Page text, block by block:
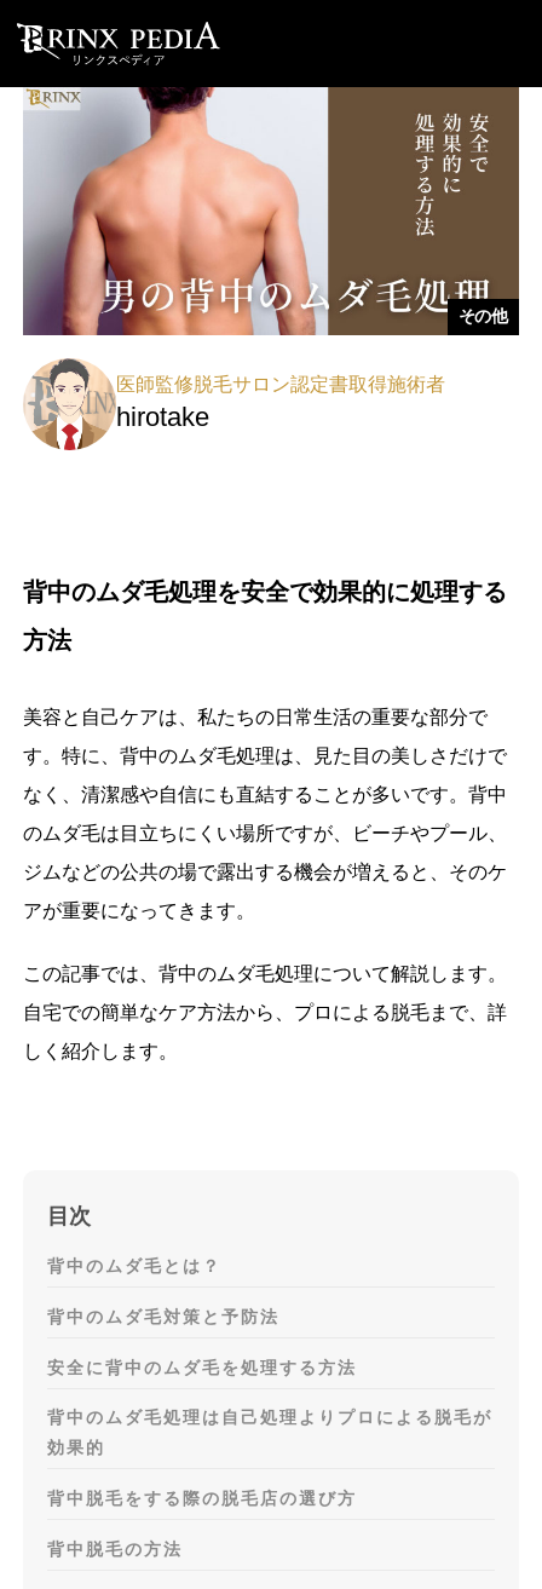
その他
医師監修脱毛サロン認定書取得施術者
hirotake
背中のムダ毛処理を安全で効果的に処理する
方法
美容と自己ケアは、私たちの日常生活の重要な部分で
す。特に、背中のムダ毛処理は、見た目の美しさだけで
なく、清潔感や自信にも直結することが多いです。背中
のムダ毛は目立ちにくい場所ですが、ビーチやプール、
ジムなどの公共の場で露出する機会が増えると、そのケ
アが重要になってきます。
この記事では、背中のムダ毛処理について解説します。
自宅での簡単なケア方法から、プロによる脱毛まで、詳
しく紹介します。
目次
背中のムダ毛とは？
背中のムダ毛対策と予防法
安全に背中のムダ毛を処理する方法
背中のムダ毛処理は自己処理よりプロによる脱毛が
効果的
背中脱毛をする際の脱毛店の選び方
背中脱毛の方法